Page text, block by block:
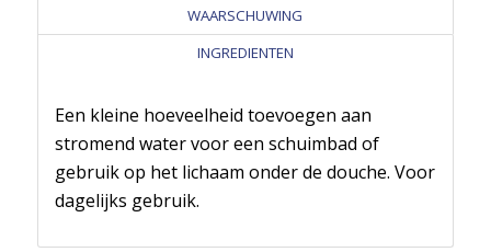
WAARSCHUWING
INGREDIENTEN
Een kleine hoeveelheid toevoegen aan
stromend water voor een schuimbad of
gebruik op het lichaam onder de douche. Voor
dagelijks gebruik.